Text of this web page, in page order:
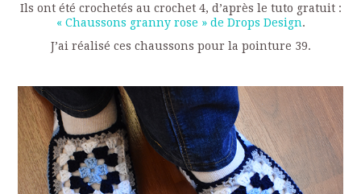
Ils ont été crochetés au crochet 4, d’après le tuto gratuit :
« Chaussons granny rose » de Drops Design.
J’ai réalisé ces chaussons pour la pointure 39.